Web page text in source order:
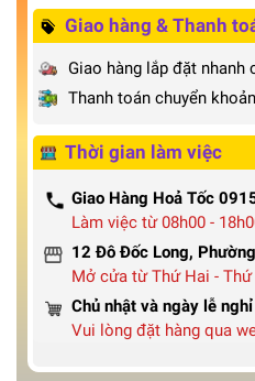
Giao hàng & Thanh
Giao hàng lắp đặt nhanh
Thanh toán chuyển
Thời gian làm việc
Giao Hàng Hoả Tốc
Làm việc từ 08h00 -
12 Đô Đốc Long, Phường
Mở cửa từ Thứ Hai - Thứ
Chủ nhật và ngày lễ nghỉ
Vui lòng đặt hàng qua